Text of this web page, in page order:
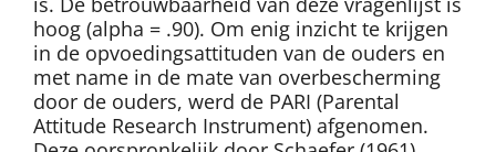
hoog (alpha = .90). Om enig inzicht te krijgen
in de opvoedingsattituden van de ouders en
met name in de mate van overbescherming
door de ouders, werd de PARI (Parental
Attitude Research Instrument) afgenomen.